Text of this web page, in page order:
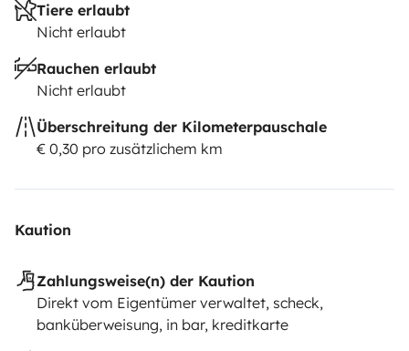
Tiere erlaubt
Nicht erlaubt
Rauchen erlaubt
Nicht erlaubt
Überschreitung der Kilometerpauschale
€ 0,30 pro zusätzlichem km
Kaution
Zahlungsweise(n) der Kaution
Direkt vom Eigentümer verwaltet, scheck,
banküberweisung, in bar, kreditkarte